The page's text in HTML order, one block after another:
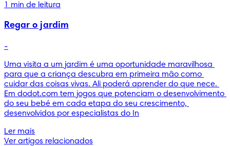
1 min de leitura
Regar o jardim
-
Uma visita a um jardim é uma oportunidade maravilhosa
para que a criança descubra em primeira mão como
cuidar das coisas vivas. Ali poderá aprender do que nece.
Em dodot.com tem jogos que potenciam o desenvolvimento
do seu bebé em cada etapa do seu crescimento,
desenvolvidos por especialistas do In
Ler mais
Ver artigos relacionados